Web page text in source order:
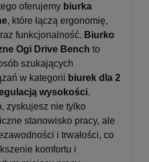
oferujemy biurka
, które łączą ergonomię,
funkcjonalność. Biurko
Ogi Drive Bench to
szukających
w kategorii biurek dla 2
wysokości.
zyskujesz nie tylko
stanowisko pracy, ale
i trwałości, co
komfortu i